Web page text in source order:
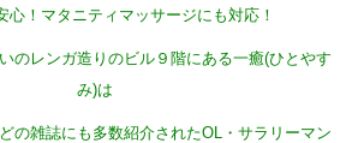
心！マタニティマッサージにも対応！
のレンガ造りのビル９階にある一癒(ひとやす
み)は
の雑誌にも多数紹介されたOL・サラリーマン